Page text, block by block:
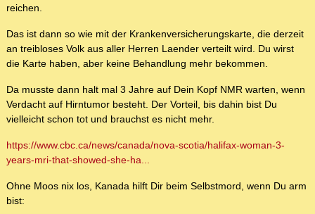
reichen.
Das ist dann so wie mit der Krankenversicherungskarte, die derzeit
an treibloses Volk aus aller Herren Laender verteilt wird. Du wirst
die Karte haben, aber keine Behandlung mehr bekommen.
Da musste dann halt mal 3 Jahre auf Dein Kopf NMR warten, wenn
Verdacht auf Hirntumor besteht. Der Vorteil, bis dahin bist Du
vielleicht schon tot und brauchst es nicht mehr.
https://www.cbc.ca/news/canada/nova-scotia/halifax-woman-3-
years-mri-that-showed-she-ha...
Ohne Moos nix los, Kanada hilft Dir beim Selbstmord, wenn Du arm
bist: